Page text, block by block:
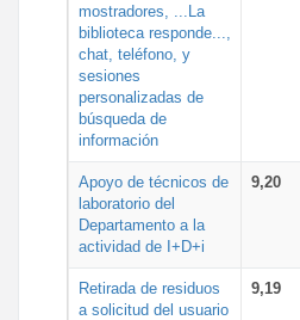
mostradores, ...La
biblioteca responde...,
chat, teléfono, y
sesiones
personalizadas de
búsqueda de
información
Apoyo de técnicos de
laboratorio del
Departamento a la
actividad de I+D+i
9,20
Retirada de residuos
a solicitud del usuario
9,19